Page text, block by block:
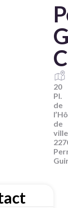
20
Pl.
de
de
ville